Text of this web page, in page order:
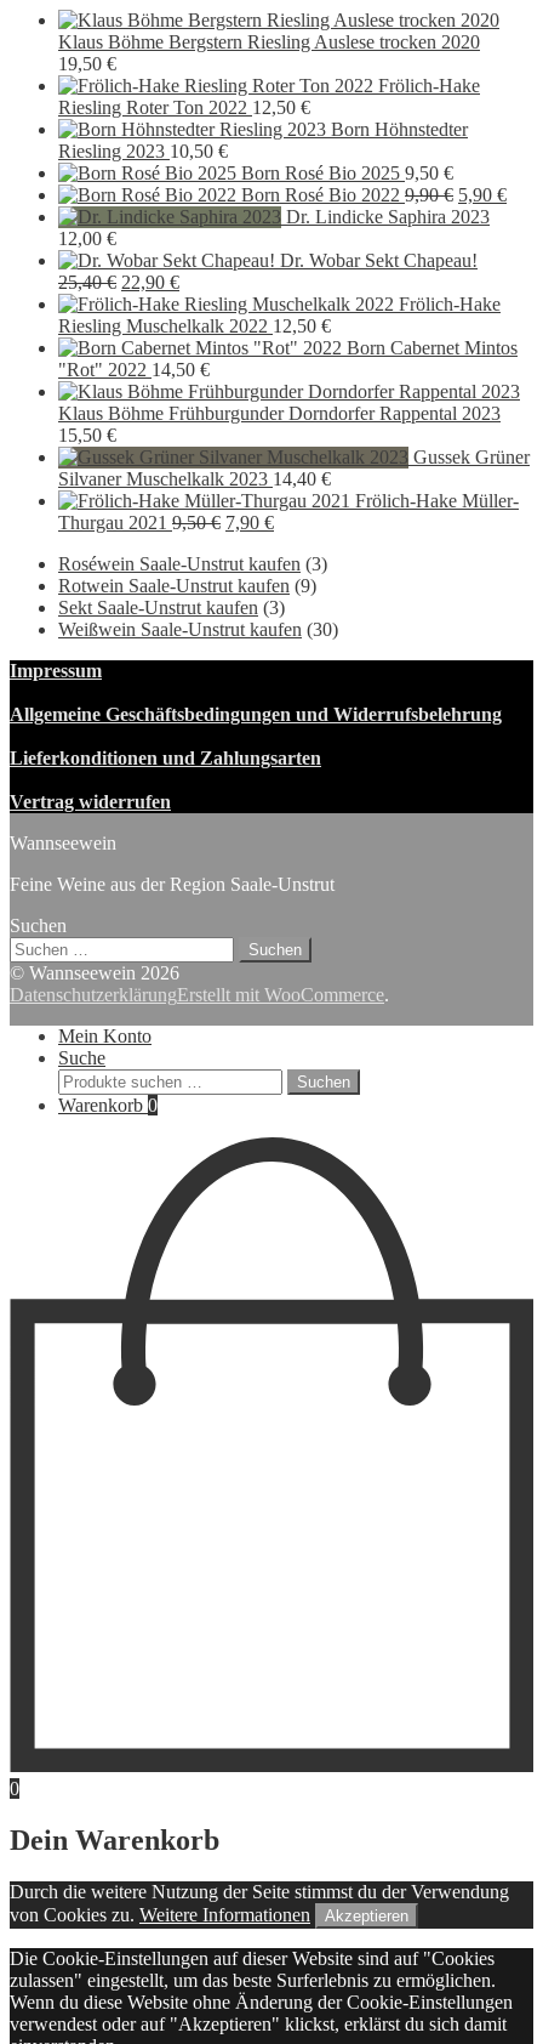
Klaus Böhme Bergstern Riesling Auslese trocken 2020
19,50 €
Frölich-Hake
Riesling Roter Ton 2022 12,50 €
Born Höhnstedter
Riesling 2023 10,50 €
Born Rosé Bio 2025 9,50 €
Born Rosé Bio 2022 9,90€
Preis
9,90 €
5,90 €
Dr. Lindicke Saphira 2023
12,00 €
Dr. Wobar Sekt Chapeau!
25,40€ Ursprünglicher
Preis
war:
25,40 €
22,90 €Aktueller
Preis
ist:
22,90 €.
Frölich-Hake
Riesling Muschelkalk 2022 12,50 €
Born Cabernet Mintos
"Rot" 2022 14,50 €
Klaus Böhme Frühburgunder Dorndorfer Rappental 2023
15,50 €
Gussek Grüner
Silvaner Muschelkalk 2023 14,40 €
Frölich-Hake Müller-
Thurgau 2021 9,50€ Ursprünglicher
war:
9,50 €
7,90 €Aktueller
ist:
7,90 €.
Roséwein Saale-Unstrut kaufen (3)
Rotwein Saale-Unstrut kaufen (9)
Sekt Saale-Unstrut kaufen (3)
Weißwein Saale-Unstrut kaufen (30)
Impressum
Allgemeine Geschäftsbedingungen und Widerrufsbelehrung
Lieferkonditionen und Zahlungsarten
Vertrag widerrufen
Wannseewein
Feine Weine aus der Region Saale-Unstrut
Suchen
Suchen
nach:
© Wannseewein 2026
DatenschutzerklärungErstellt mit WooCommerce.
Mein Konto
Suche
Suchen
nach:
Suchen
Warenkorb 0
0
Dein Warenkorb
Durch die weitere Nutzung der Seite stimmst du der Verwendung
von Cookies zu. Weitere Informationen Akzeptieren
Die Cookie-Einstellungen auf dieser Website sind auf "Cookies
zulassen" eingestellt, um das beste Surferlebnis zu ermöglichen.
Wenn du diese Website ohne Änderung der Cookie-Einstellungen
verwendest oder auf "Akzeptieren" klickst, erklärst du sich damit